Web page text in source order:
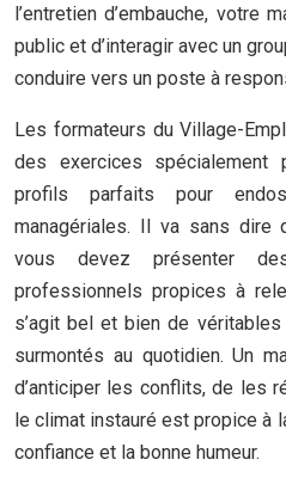
l’entretien d’embauche, votre
public et d’interagir avec un
conduire vers un poste à
Les formateurs du Village-
des exercices
profils parfaits pour
managériales. Il va sans dire
vous devez présenter
professionnels propices à
s’agit bel et bien de
surmontés au quotidien. Un
d’anticiper les conflits, de les
le climat instauré est propice à
confiance et la bonne humeur.